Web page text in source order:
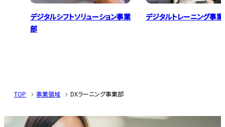
デジタルシフトソリューション事業
部
デジタルトレーニング事
TOP 事業領域 DXラーニング事業部